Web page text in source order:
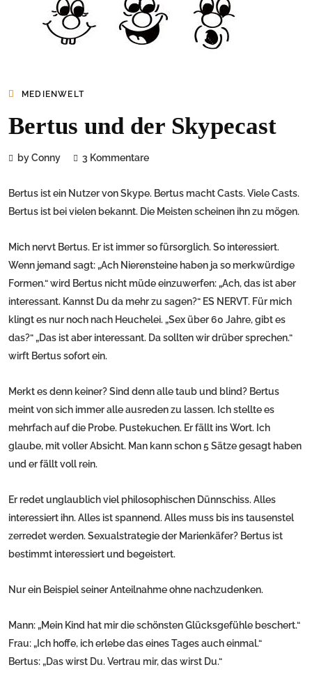
MEDIENWELT
Bertus und der Skypecast
by Conny 3 Kommentare
Bertus ist ein Nutzer von Skype. Bertus macht Casts. Viele Casts.
Bertus ist bei vielen bekannt. Die Meisten scheinen ihn zu mögen.
Mich nervt Bertus. Er ist immer so fürsorglich. So interessiert.
Wenn jemand sagt: „Ach Nierensteine haben ja so merkwürdige
Formen.“ wird Bertus nicht müde einzuwerfen: „Ach, das ist aber
interessant. Kannst Du da mehr zu sagen?“ ES NERVT. Für mich
klingt es nur noch nach Heuchelei. „Sex über 60 Jahre, gibt es
das?“ „Das ist aber interessant. Da sollten wir drüber sprechen.“
wirft Bertus sofort ein.
Merkt es denn keiner? Sind denn alle taub und blind? Bertus
meint von sich immer alle ausreden zu lassen. Ich stellte es
mehrfach auf die Probe. Pustekuchen. Er fällt ins Wort. Ich
glaube, mit voller Absicht. Man kann schon 5 Sätze gesagt haben
und er fällt voll rein.
Er redet unglaublich viel philosophischen Dünnschiss. Alles
interessiert ihn. Alles ist spannend. Alles muss bis ins tausenstel
zerredet werden. Sexualstrategie der Marienkäfer? Bertus ist
bestimmt interessiert und begeistert.
Nur ein Beispiel seiner Anteilnahme ohne nachzudenken.
Mann: „Mein Kind hat mir die schönsten Glücksgefühle beschert.“
Frau: „Ich hoffe, ich erlebe das eines Tages auch einmal.“
Bertus: „Das wirst Du. Vertrau mir, das wirst Du.“